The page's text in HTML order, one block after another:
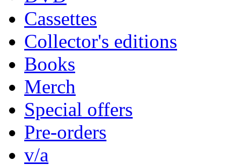
Cassettes
Collector's editions
Books
Merch
Special offers
Pre-orders
v/a